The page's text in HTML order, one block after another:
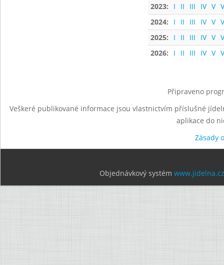
2023:
I II III IV V
2024:
I II III IV V
2025:
I II III IV V
2026:
I II III IV V
Připraveno
Veškeré publikované informace jsou vlastnictvím příslušné
aplikace do
Zásady
Objednávkový systém www.jidelna.cz